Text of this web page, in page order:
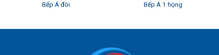
Bếp Á đôi Bếp Á 1 họng